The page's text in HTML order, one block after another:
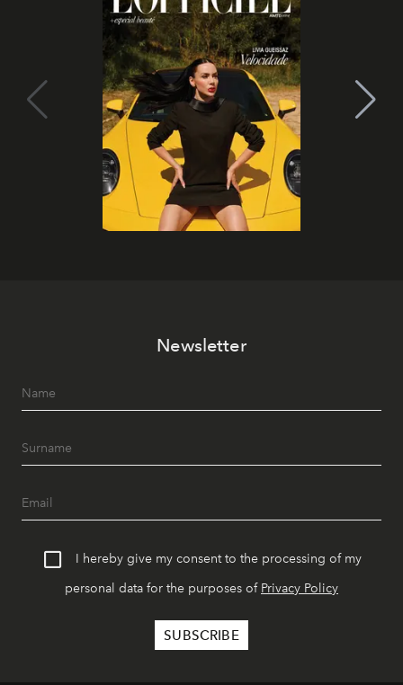
Newsletter
I hereby give my consent to the processing of my
personal data for the purposes of Privacy Policy